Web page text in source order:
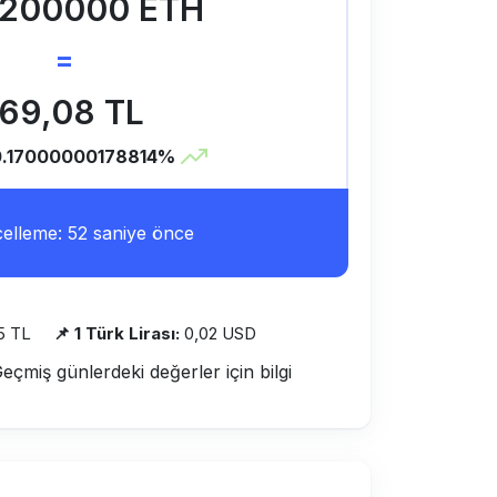
ETH
=
TL
52 saniye önce
TL 📌 1 Türk Lirası: 0,02 USD
günlerdeki değerler için bilgi